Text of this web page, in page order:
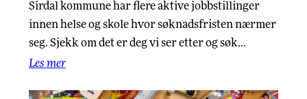
Sirdal kommune har flere aktive jobbstillinger
innen helse og skole hvor søknadsfristen nærmer
seg. Sjekk om det er deg vi ser etter og søk…
Les mer